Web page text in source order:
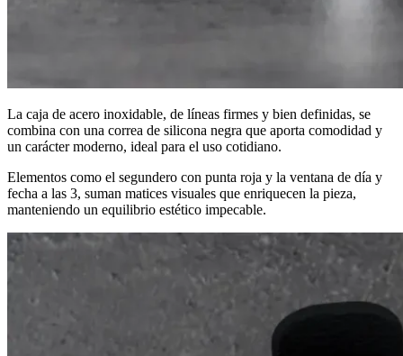
La caja de acero inoxidable, de líneas firmes y bien definidas, se
combina con una correa de silicona negra que aporta comodidad y
un carácter moderno, ideal para el uso cotidiano.
Elementos como el segundero con punta roja y la ventana de día y
fecha a las 3, suman matices visuales que enriquecen la pieza,
manteniendo un equilibrio estético impecable.